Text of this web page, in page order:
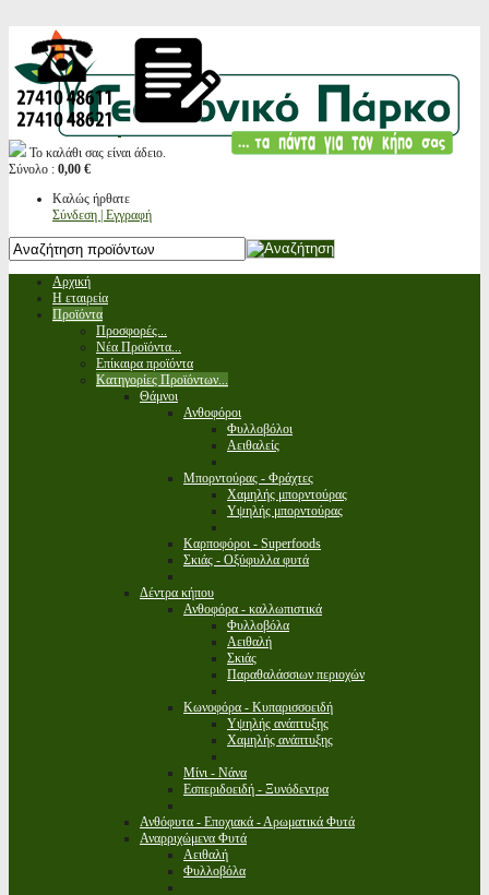
Το καλάθι σας είναι άδειο.
Σύνολο : 0,00 €
Καλώς ήρθατε
Σύνδεση | Εγγραφή
Αρχική
Η εταιρεία
Προϊόντα
Προσφορές...
Νέα Προϊόντα...
Επίκαιρα προϊόντα
Κατηγορίες Προϊόντων...
Θάμνοι
Ανθοφόροι
Φυλλοβόλοι
Αειθαλείς
Μπορντούρας - Φράχτες
Χαμηλής μπορντούρας
Υψηλής μπορντούρας
Καρποφόροι - Superfoods
Σκιάς - Οξύφυλλα φυτά
Δέντρα κήπου
Ανθοφόρα - καλλωπιστικά
Φυλλοβόλα
Αειθαλή
Σκιάς
Παραθαλάσσιων περιοχών
Κωνοφόρα - Κυπαρισσοειδή
Υψηλής ανάπτυξης
Χαμηλής ανάπτυξης
Μίνι - Νάνα
Εσπεριδοειδή - Ξυνόδεντρα
Ανθόφυτα - Εποχιακά - Αρωματικά Φυτά
Αναρριχώμενα Φυτά
Αειθαλή
Φυλλοβόλα